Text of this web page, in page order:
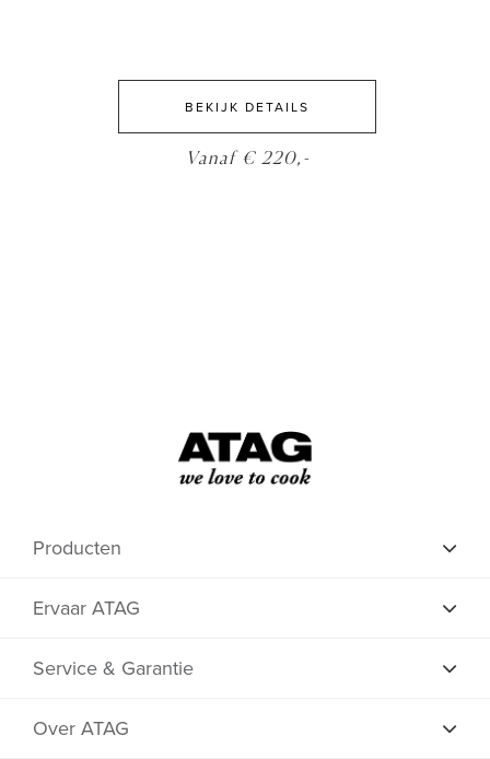
BEKIJK DETAILS
Vanaf € 220,-
Producten
Ervaar ATAG
Service & Garantie
Over ATAG